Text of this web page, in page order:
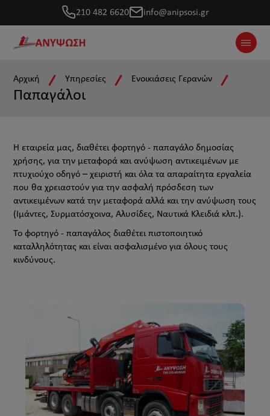
210 482 6620 info@anipsosi.gr
Αρχική Υπηρεσίες Ενοικιάσεις Γερανών
Παπαγάλοι
Η εταιρεία μας, διαθέτει φορτηγό - παπαγάλο δημοσίας
χρήσης, για την μεταφορά και ανύψωση αντικειμένων με
πτυχιούχο οδηγό – χειριστή και όλα τα απαραίτητα εργαλεία
που θα χρειαστούν για την ασφαλή πρόσδεση των
αντικειμένων κατά την μεταφορά αλλά και την ανύψωση τους
(Ιμάντες, Συρματόσχοινα, Αλυσίδες, Ναυτικά Κλειδιά κλπ.).
Το φορτηγό - παπαγάλος διαθέτει πιστοποιητικό
καταλληλότητας και είναι ασφαλισμένο για όλους τους
κινδύνους.